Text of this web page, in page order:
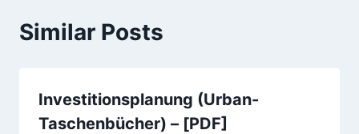
Similar Posts
Investitionsplanung (Urban-
Taschenbücher) – [PDF]